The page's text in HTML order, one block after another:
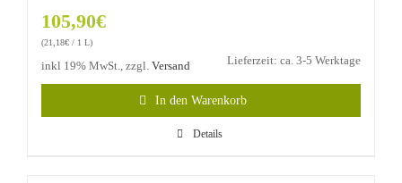
105,90€
(21,18€ / 1 L)
inkl 19% MwSt., zzgl. Versand Lieferzeit: ca. 3-5 Werktage
In den Warenkorb
Details